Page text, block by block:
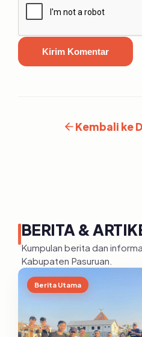
Kirim Komentar
Kembali ke
BERITA &
Kumpulan berita dan
Kabupaten Pasuruan.
Berita Utama